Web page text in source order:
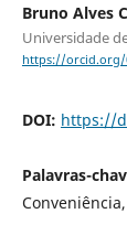
Bruno Alves
Universidade
https://orcid.org/
DOI: https://
Palavras-